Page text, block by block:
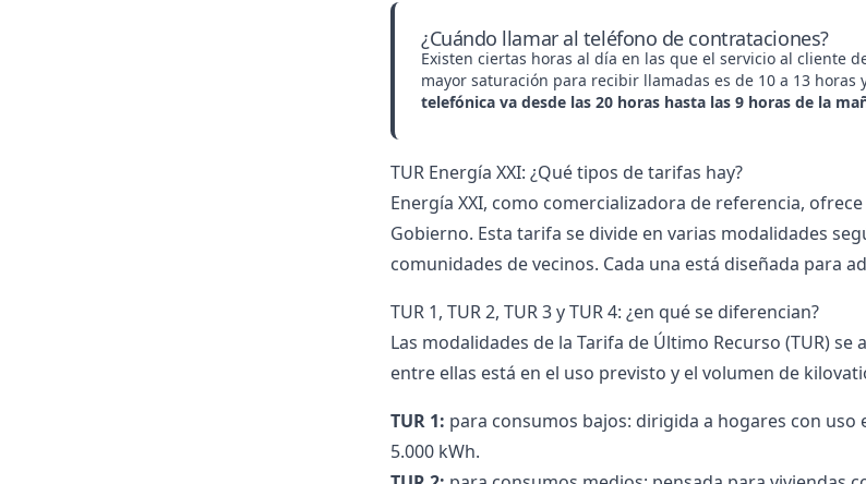
¿Cuándo llamar al teléfono de contrataciones?
Existen ciertas horas al día en las que el servicio al cliente
mayor saturación para recibir llamadas es de 10 a 13 horas
telefónica va desde las 20 horas hasta las 9 horas de la
TUR Energía XXI: ¿Qué tipos de tarifas hay?
​Energía XXI, como comercializadora de referencia,
Gobierno. Esta tarifa se divide en varias modalidades
comunidades de vecinos. Cada una está diseñada para
TUR 1, TUR 2, TUR 3 y TUR 4: ¿en qué se diferencian?
Las modalidades de la Tarifa de Último Recurso (TUR)
entre ellas está en el uso previsto y el volumen de
TUR 1: para consumos bajos: dirigida a hogares con uso
5.000 kWh.